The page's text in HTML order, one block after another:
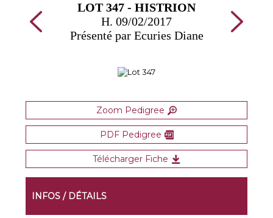
LOT 347 - HISTRION
H. 09/02/2017
Présenté par Ecuries Diane
Zoom Pedigree
PDF Pedigree
Télécharger Fiche
INFOS / DÉTAILS